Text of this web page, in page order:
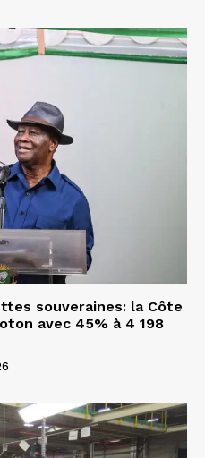
souveraines: la Côte
avec 45% à 4 198